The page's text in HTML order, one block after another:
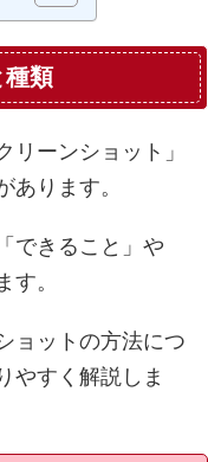
類
ーンショット」
ります。
できること」や
す。
ョットの方法につ
やすく解説しま